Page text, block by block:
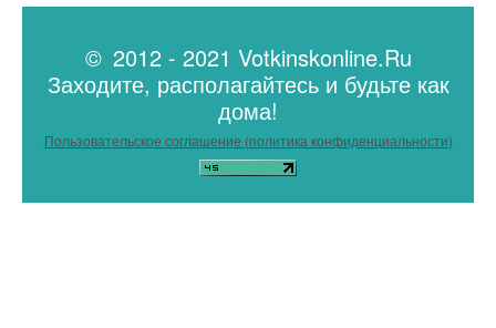
© 2012 - 2021 Votkinskonline.Ru
Заходите, располагайтесь и будьте как
дома!
Пользовательское соглашение (политика конфиденциальности)